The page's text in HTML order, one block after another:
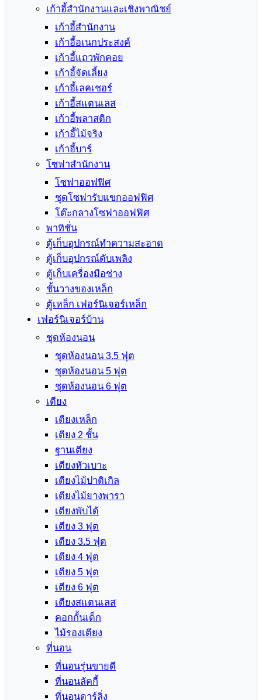
เก้าอี้สำนักงานและเชิงพาณิชย์
เก้าอี้สำนักงาน
เก้าอี้อเนกประสงค์
เก้าอี้แถวพักคอย
เก้าอี้จัดเลี้ยง
เก้าอี้เลคเชอร์
เก้าอี้สแตนเลส
เก้าอี้พลาสติก
เก้าอี้ไม้จริง
เก้าอี้บาร์
โซฟาสำนักงาน
โซฟาออฟฟิศ
ชุดโซฟารับแขกออฟฟิศ
โต๊ะกลางโซฟาออฟฟิศ
พาทิชั่น
ตู้เก็บอุปกรณ์ทำความสะอาด
ตู้เก็บอุปกรณ์ดับเพลิง
ตู้เก็บเครื่องมือช่าง
ชั้นวางของเหล็ก
ตู้เหล็ก เฟอร์นิเจอร์เหล็ก
เฟอร์นิเจอร์บ้าน
ชุดห้องนอน
ชุดห้องนอน 3.5 ฟุต
ชุดห้องนอน 5 ฟุต
ชุดห้องนอน 6 ฟุต
เตียง
เตียงเหล็ก
เตียง 2 ชั้น
ฐานเตียง
เตียงหัวเบาะ
เตียงไม้ปาติเกิล
เตียงไม้ยางพารา
เตียงพับได้
เตียง 3 ฟุต
เตียง 3.5 ฟุต
เตียง 4 ฟุต
เตียง 5 ฟุต
เตียง 6 ฟุต
เตียงสแตนเลส
คอกกั้นเด็ก
ไม้รองเตียง
ที่นอน
ที่นอนรุ่นขายดี
ที่นอนลัคกี้
ที่นอนดาร์ลิ่ง